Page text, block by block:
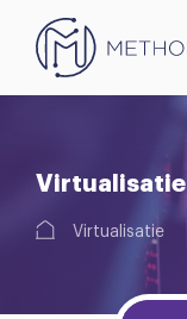
Virtualisatie
Virtualisatie